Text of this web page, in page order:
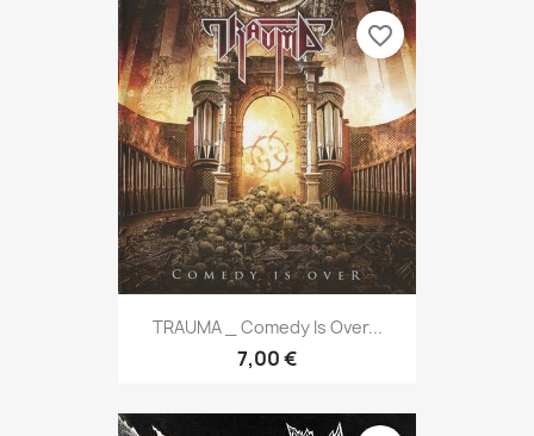
TRAUMA _ Comedy Is Over...
7,00 €
favorite_border